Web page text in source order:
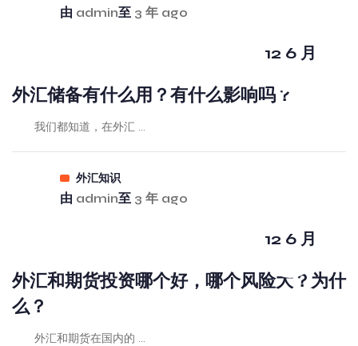
由 admin至 3 年 ago
12 6 月
外汇储备有什么用？有什么影响吗？
我们都知道，在外汇 ...
外汇知识
由 admin至 3 年 ago
12 6 月
外汇和期货投资哪个好，哪个风险大？为什
么？
外汇和期货在国内的 ...